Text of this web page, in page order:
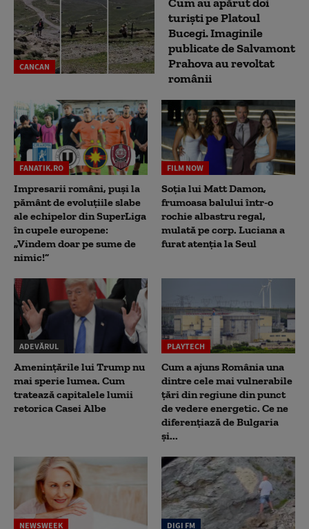
CANCAN
turiști pe Platoul
Bucegi. Imaginile
publicate de Salvamont
Prahova au revoltat
românii
FANATIK.RO
Impresarii români, puși la
pământ de evoluțiile slabe
ale echipelor din SuperLiga
în cupele europene:
„Vindem doar pe sume de
nimic!”
FILM NOW
Soția lui Matt Damon,
frumoasa balului într-o
rochie albastru regal,
mulată pe corp. Luciana a
furat atenția la Seul
ADEVĂRUL
Amenințările lui Trump nu
mai sperie lumea. Cum
tratează capitalele lumii
retorica Casei Albe
PLAYTECH
Cum a ajuns România una
dintre cele mai vulnerabile
țări din regiune din punct
de vedere energetic. Ce ne
diferențiază de Bulgaria
și...
NEWSWEEK DIGI FM